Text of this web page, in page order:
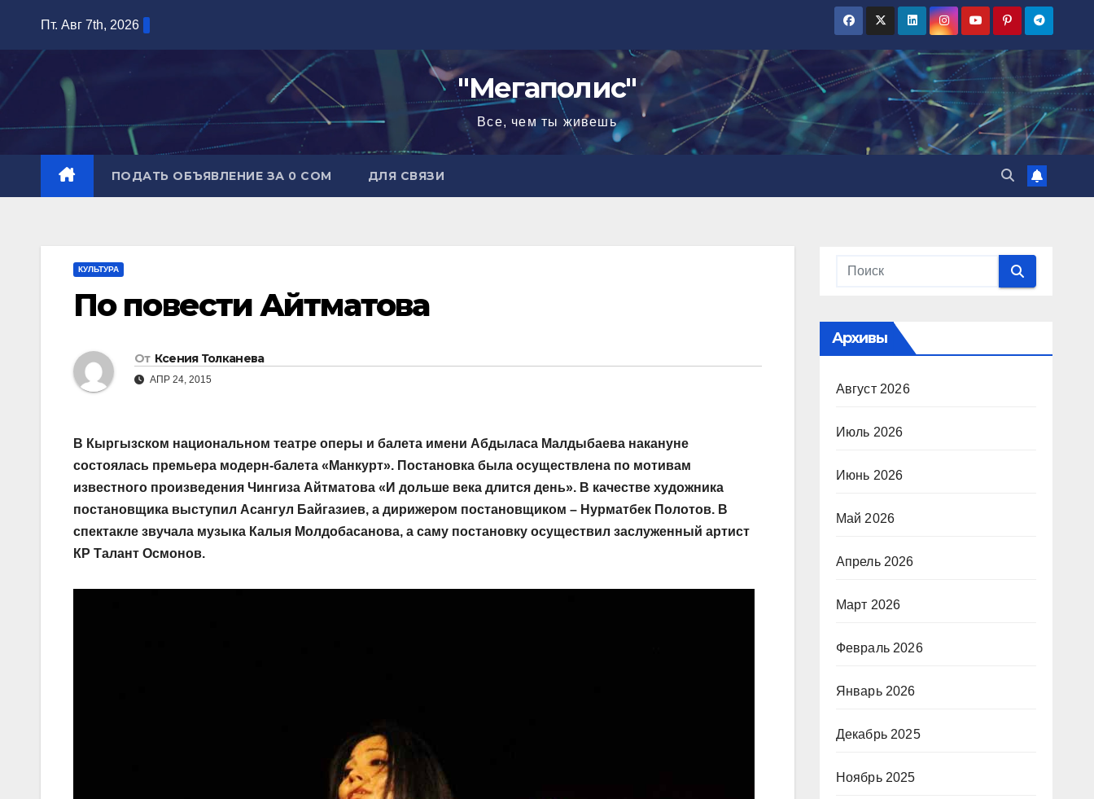
содержимому
Пт. Авг 7th, 2026
"Мегаполис"
Все, чем ты живешь
ПОДАТЬ ОБЪЯВЛЕНИЕ ЗА 0 СОМ ДЛЯ СВЯЗИ
КУЛЬТУРА
По повести Айтматова
От Ксения Толканева
АПР 24, 2015
В Кыргызском национальном театре оперы и балета имени Абдыласа Малдыбаева накануне
состоялась премьера модерн-балета «Манкурт». Постановка была осуществлена по мотивам
известного произведения Чингиза Айтматова «И дольше века длится день». В качестве художника
постановщика выступил Асангул Байгазиев, а дирижером постановщиком – Нурматбек Полотов. В
спектакле звучала музыка Калыя Молдобасанова, а саму постановку осуществил заслуженный артист
КР Талант Осмонов.
Архивы
Август 2026
Июль 2026
Июнь 2026
Май 2026
Апрель 2026
Март 2026
Февраль 2026
Январь 2026
Декабрь 2025
Ноябрь 2025